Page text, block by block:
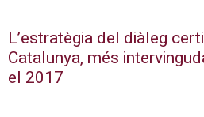
L’estratègia del diàleg
Catalunya, més
el 2017